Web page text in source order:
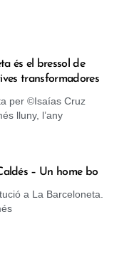
és el bressol de
transformadores
per ©Isaías Cruz
lluny, l’any
– Un home bo
a La Barceloneta.